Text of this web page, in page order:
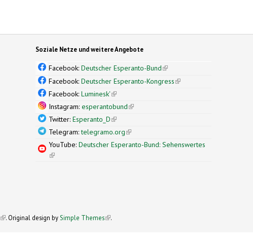
Soziale Netze und weitere Angebote
Facebook:Deutscher Esperanto-Bund(link is external)
Facebook:Deutscher Esperanto-Kongress(link is external)
Facebook:Luminesk'(link is external)
Instagram:esperantobund(link is external)
Twitter:Esperanto_D(link is external)
Telegram:telegramo.org(link is external)
YouTube:Deutscher Esperanto-Bund: Sehenswertes
(link is external)
(link is external)
. Original design by Simple Themes(link is external)
.